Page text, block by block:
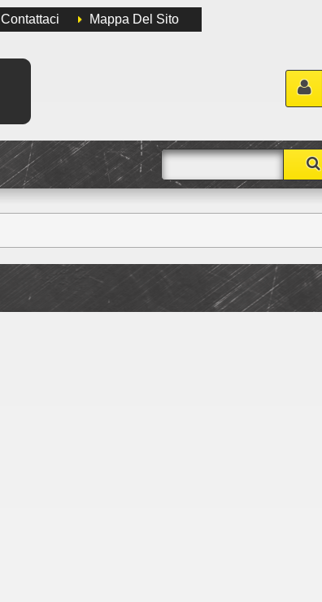
Contattaci Mappa Del Sito